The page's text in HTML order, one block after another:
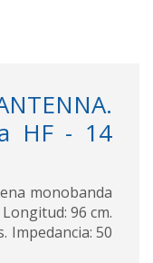
HF - 14
monobanda
96 cm.
Impedancia: 50